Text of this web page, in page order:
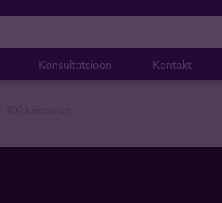
Konsultatsioon Kontakt